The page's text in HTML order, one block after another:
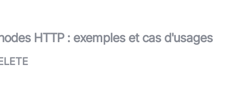
HTTP : exemples et cas d'usages